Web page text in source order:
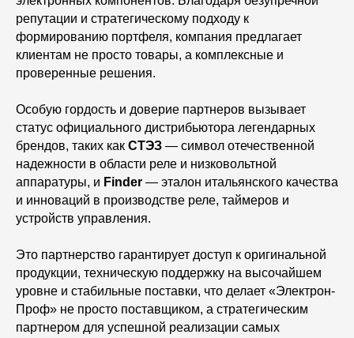
репутации и стратегическому подходу к
формированию портфеля, компания предлагает
клиентам не просто товары, а комплексные и
проверенные решения.
Особую гордость и доверие партнеров вызывает
статус официального дистрибьютора легендарных
брендов, таких как СТЭЗ — символ отечественной
надежности в области реле и низковольтной
аппаратуры, и Finder — эталон итальянского качества
и инноваций в производстве реле, таймеров и
устройств управления.
Это партнерство гарантирует доступ к оригинальной
продукции, техническую поддержку на высочайшем
уровне и стабильные поставки, что делает «Электрон-
Проф» не просто поставщиком, а стратегическим
партнером для успешной реализации самых